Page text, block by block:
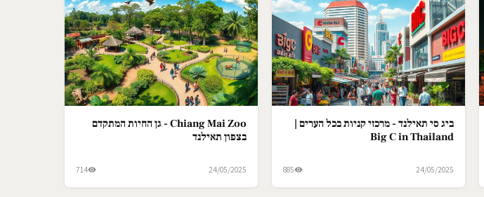
ביג סי תאילנד - מרכזי קניות בכל הערים |
Big C in Thailand
24/05/2025
885
Chiang Mai Zoo - גן החיות המתקדם
בצפון תאילנד
24/05/2025
714